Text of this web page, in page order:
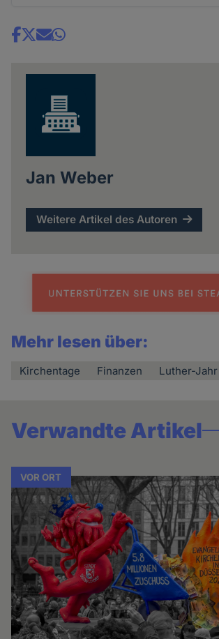
Share
Jan Weber
Weitere Artikel des Autoren
Mehr lesen über:
Kirchentage Finanzen Luther-Jahr
Verwandte Artikel
VOR ORT